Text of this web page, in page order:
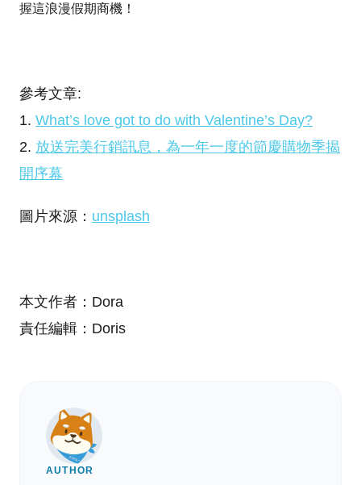
握這浪漫假期商機！
參考文章:
1. What’s love got to do with Valentine’s Day?
2. 放送完美行銷訊息，為一年一度的節慶購物季揭
開序幕
圖片來源： unsplash
本文作者：Dora
責任編輯：Doris
AUTHOR